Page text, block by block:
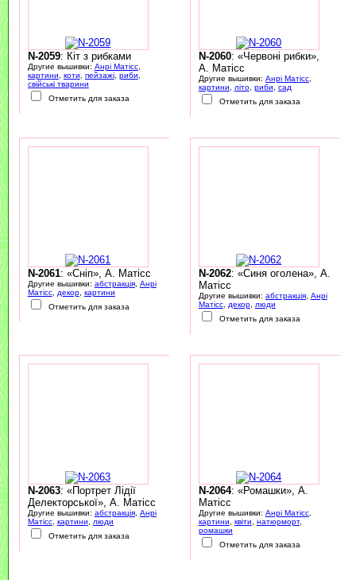
N-2059: Кіт з рибками
Другие вышивки: Анрі Матісс,
картини
коти пейзажі, риби
свійські тварини
Отметить для заказа
N-2060: «Червоні рибки»,
А. Матісс
Другие вышивки: Анрі Матісс,
картини
літо, риби
сад
Отметить для заказа
N-2061: «Сніп», А. Матісс
Другие вышивки: абстракція, Анрі
Матісс, декор, картини
Отметить для заказа
N-2062: «Синя оголена», А.
Матісс
Другие вышивки: абстракція, Анрі
Матісс, декор,
люди
Отметить для заказа
N-2063: «Портрет Лідії
Делекторської», А. Матісс
Другие вышивки: абстракція, Анрі
Матісс, картини
люди
Отметить для заказа
N-2064: «Ромашки», А.
Матісс
Другие вышивки: Анрі Матісс,
картини
квіти натюрморт,
ромашки
Отметить для заказа